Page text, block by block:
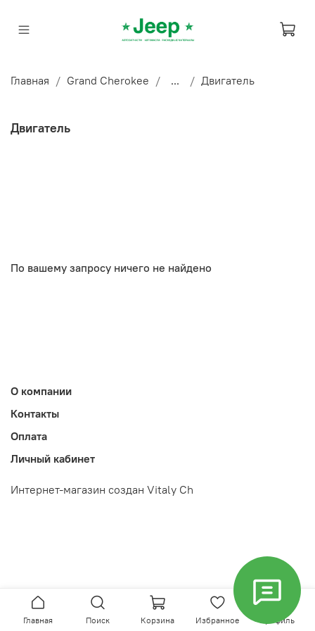
Главная Grand Cherokee ... Двигатель
Двигатель
По вашему запросу ничего не найдено
О компании
Контакты
Оплата
Личный кабинет
Интернет-магазин создан Vitaly Ch
Главная Поиск Корзина Избранное Профиль